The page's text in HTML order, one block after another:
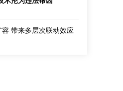
带来多层次联动效应